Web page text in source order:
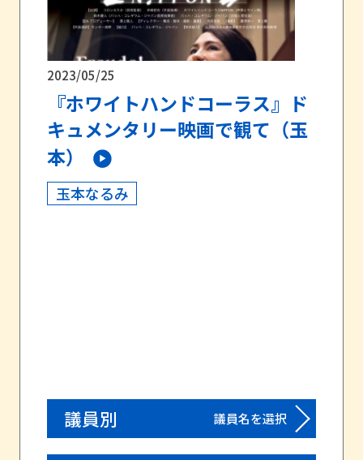
2023/05/25
『ホワイトハンドコーラス』ド
キュメンタリー映画で観て（玉
本）
玉本なるみ
議員別 議員名を選択